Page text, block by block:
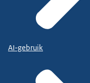
AI-gebruik